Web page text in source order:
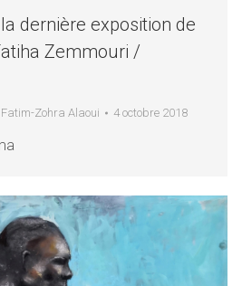
dernière exposition de
Zemmouri /
Fatim-Zohra Alaoui 4 octobre 2018